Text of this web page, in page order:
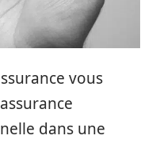
vous
dans une